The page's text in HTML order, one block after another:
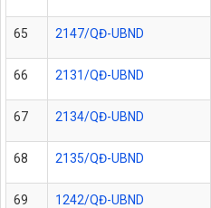
65 2147/QĐ-UBND
66 2131/QĐ-UBND
67 2134/QĐ-UBND
68 2135/QĐ-UBND
69 1242/QĐ-UBND